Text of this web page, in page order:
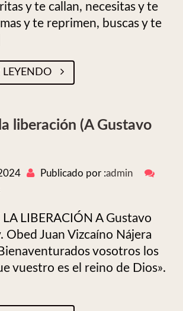
y te callan, necesitas y te
y te reprimen, buscas y te
liberación (A Gustavo
Publicado por :admin
LA LIBERACIÓN A Gustavo
Obed Juan Vizcaíno Nájera
vosotros los
vuestro es el reino de Dios».